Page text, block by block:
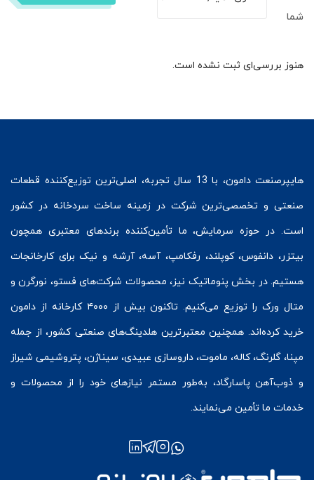
شما
هنوز بررسی‌ای ثبت نشده است.
هایپرصنعت
دامون، با 13 سال تجربه، اصلی‌ترین توزیع‌کننده قطعات
صنعتی و تخصصی‌ترین شرکت در زمینه ساخت سردخانه در کشور
است. در حوزه سرمایش، ما تأمین‌کننده برندهای معتبری همچون
بیتزر، دانفوس،کوپلند، رفکامپ، آسه، آرشه و نیک برای کارخانجات
هستیم. در بخش پنوماتیک نیز، محصولات شرکت‌های فستو، نورگرن و
متال ورک
را توزیع می‌کنیم. تاکنون بیش از ۴۰۰۰ کارخانه از دامون
خرید کرده‌اند. همچنین معتبرترین هلدینگ‌های صنعتی کشور، از جمله
مپنا، گلرنگ، کاله، ماموت، داروسازی عبیدی، سیناژن، پتروشیمی شیراز
و ذوب‌آهن پاسارگاد، به‌طور مستمر نیازهای خود را از محصولات و
خدمات ما تأمین می‌نمایند.